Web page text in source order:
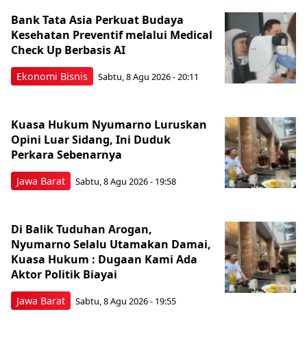
Ekonomi Bisnis
Bank Tata Asia Perkuat Budaya
Kesehatan Preventif melalui Medical
Check Up Berbasis AI
Sabtu, 8 Agu 2026 - 20:11
Jawa Barat
Kuasa Hukum Nyumarno Luruskan
Opini Luar Sidang, Ini Duduk
Perkara Sebenarnya ​
Sabtu, 8 Agu 2026 - 19:58
Jawa Barat
Di Balik Tuduhan Arogan,
Nyumarno Selalu Utamakan Damai,
Kuasa Hukum : Dugaan Kami Ada
Aktor Politik Biayai
Sabtu, 8 Agu 2026 - 19:55